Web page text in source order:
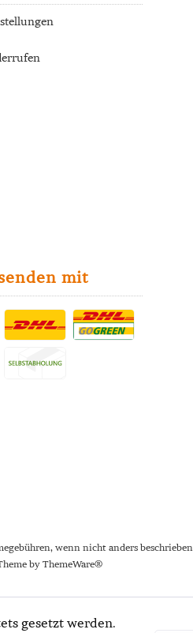
mit
wenn nicht anders beschrieben
by ThemeWare®
gesetzt werden.